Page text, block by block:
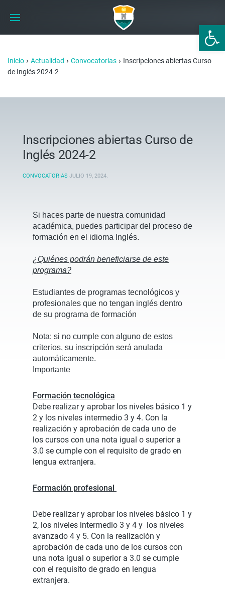
Abrir
Inicio › Actualidad › Convocatorias › Inscripciones abiertas Curso
de Inglés 2024-2
Inscripciones abiertas Curso de
Inglés 2024-2
CONVOCATORIAS JULIO 19, 2024.
Si haces parte de nuestra comunidad
académica, puedes participar del proceso de
formación en el idioma Inglés.
¿Quiénes podrán beneficiarse de este
programa?
Estudiantes de programas tecnológicos y
profesionales que no tengan inglés dentro
de su programa de formación
Nota: si no cumple con alguno de estos
criterios, su inscripción será anulada
automáticamente.
Importante
Formación tecnológica
Debe realizar y aprobar los niveles básico 1 y
2 y los niveles intermedio 3 y 4. Con la
realización y aprobación de cada uno de
los cursos con una nota igual o superior a
3.0 se cumple con el requisito de grado en
lengua extranjera.
Formación profesional
Debe realizar y aprobar los niveles básico 1 y
2, los niveles intermedio 3 y 4 y los niveles
avanzado 4 y 5. Con la realización y
aprobación de cada uno de los cursos con
una nota igual o superior a 3.0 se cumple
con el requisito de grado en lengua
extranjera.